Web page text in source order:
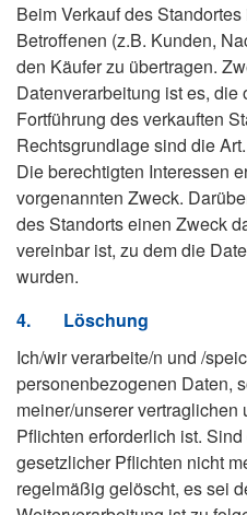
Beim Verkauf des
Betroffenen (z.B. Kunden,
den Käufer zu übertragen.
Datenverarbeitung ist es,
Fortführung des verkauften
Rechtsgrundlage sind die
Die berechtigten Interessen
vorgenannten Zweck.
des Standorts einen Zweck
vereinbar ist, zu dem die
wurden.
4.
Löschung
Ich/wir verarbeite/n und /
personenbezogenen Daten,
meiner/unserer vertraglichen
Pflichten erforderlich ist.
gesetzlicher Pflichten nicht
regelmäßig gelöscht, es sei